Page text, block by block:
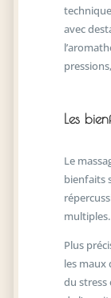
avec
Les
Le
bienfaits
multiples.
Plus
les maux
du stress